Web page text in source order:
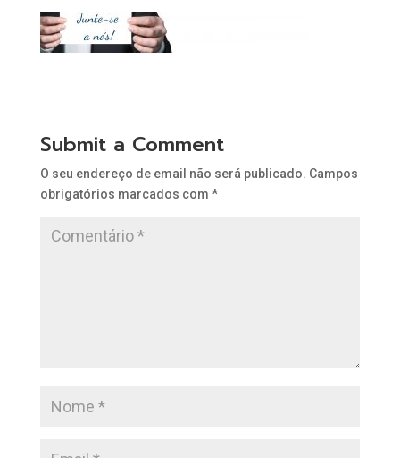
Submit a Comment
O seu endereço de email não será publicado. Campos
obrigatórios marcados com *